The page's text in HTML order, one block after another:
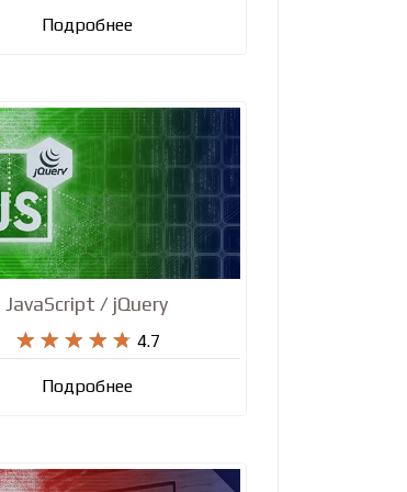
Подробнее
JavaScript / jQuery
    
     4.7
Подробнее